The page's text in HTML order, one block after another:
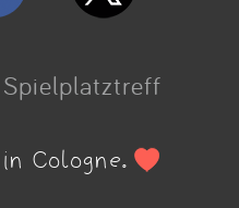
Cologne.